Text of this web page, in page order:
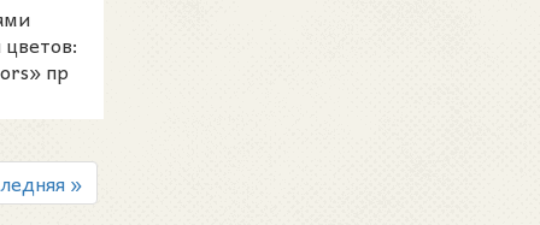
пр
»